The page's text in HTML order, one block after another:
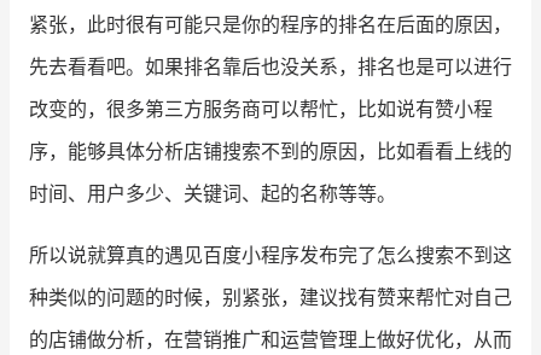
紧张，此时很有可能只是你的程序的排名在后面的原因，
先去看看吧。如果排名靠后也没关系，排名也是可以进行
改变的，很多第三方服务商可以帮忙，比如说有赞小程
序，能够具体分析店铺搜索不到的原因，比如看看上线的
时间、用户多少、关键词、起的名称等等。
所以说就算真的遇见百度小程序发布完了怎么搜索不到这
种类似的问题的时候，别紧张，建议找有赞来帮忙对自己
的店铺做分析，在营销推广和运营管理上做好优化，从而